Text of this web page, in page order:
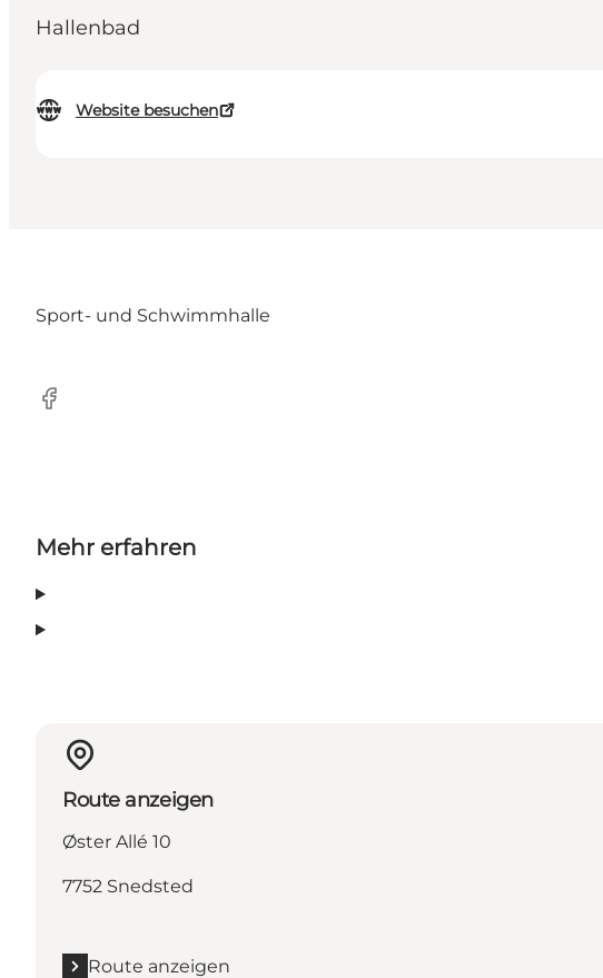
Hallenbad
Website besuchen
Sport- und Schwimmhalle
Facebook
Mehr erfahren
Route anzeigen
Øster Allé 10
7752 Snedsted
Route anzeigen